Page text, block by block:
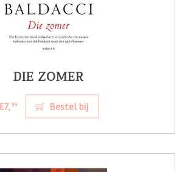
DIE ZOMER
99 Bestel bij